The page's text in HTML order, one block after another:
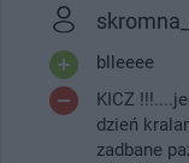
blleeee
KICZ
dzień
zadbane